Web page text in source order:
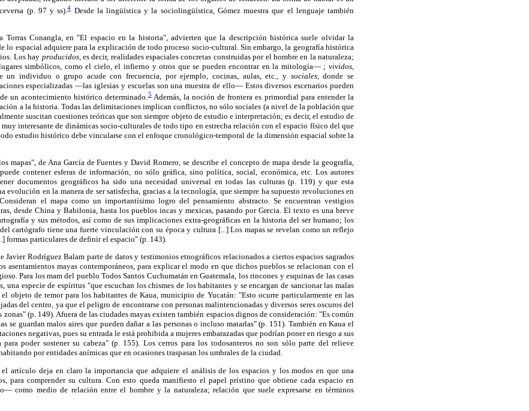
(p. 97 y ss).4Desde la lingüística y la sociolingüística, Gómez muestra que el lenguaje también
Torras Conangla, en "El espacio en la historia", advierten que la descripción histórica suele olvidar la
lo espacial adquiere para la explicación de todo proceso socio-cultural. Sin embargo, la geografía histórica
Los hay producidos, es decir, realidades espaciales concretas construidas por el hombre en la naturaleza;
simbólicos, como el cielo, el infierno y otros que se pueden encontrar en la mitología— ;vividos,
un individuo o grupo acude con frecuencia, por ejemplo, cocinas, aulas, etc., y sociales, donde se
especializadas —las iglesias y escuelas son una muestra de ello— Estos diversos escenarios pueden
un acontecimiento histórico determinado.5Además, la noción de frontera es primordial para entender la
a la historia. Todas las delimitaciones implican conflictos, no sólo sociales (a nivel de la población que
suscitan cuestiones teóricas que son siempre objeto de estudio e interpretación; es decir, el estudio de
interesante de dinámicas socio-culturales de todo tipo en estrecha relación con el espacio físico del que
estudio histórico debe vincularse con el enfoque cronológico-temporal de la dimensión espacial sobre la
mapas", de Ana García de Fuentes y David Romero, se describe el concepto de mapa desde la geografía,
contener esferas de información, no sólo gráfica, sino política, social, económica, etc. Los autores
documentos geográficos ha sido una necesidad universal en todas las culturas (p. 119) y que esta
evolución en la manera de ser satisfecha, gracias a la tecnología, que siempre ha supuesto revoluciones en
el mapa como un importantísimo logro del pensamiento abstracto. Se encuentran vestigios
desde China y Babilonia, hasta los pueblos incas y mexicas, pasando por Grecia. El texto es una breve
y sus métodos, así como de sus implicaciones extra-geográficas en la historia del ser humano; los
cartógrafo tiene una fuerte vinculación con su época y cultura [...] Los mapas se revelan como un reflejo
formas particulares de definir el espacio" (p. 143).
Javier Rodríguez Balam parte de datos y testimonios etnográficos relacionados a ciertos espacios sagrados
asentamientos mayas contemporáneos, para explicar el modo en que dichos pueblos se relacionan con el
Para los mam del pueblo Todos Santos Cuchumatán en Guatemala, los rincones y esquinas de las casas
una especie de espíritus "que escuchan los chismes de los habitantes y se encargan de sancionar las malas
objeto de temor para los habitantes de Kaua, municipio de Yucatán: "Esto ocurre particularmente en las
del centro, ya que el peligro de encontrarse con personas malintencionadas y diversos seres oscuros del
zonas" (p. 149). Afuera de las ciudades mayas existen también espacios dignos de consideración: "Es común
se guardan malos aires que pueden dañar a las personas o incluso matarlas" (p. 151). También en Kaua el
negativas, pues su entrada le está prohibida a mujeres embarazadas que podrían poner en riesgo a sus
para poder sostener su cabeza" (p. 155). Los cerros para los todosanteros no son sólo parte del relieve
por entidades anímicas que en ocasiones traspasan los umbrales de la ciudad.
artículo deja en claro la importancia que adquiere el análisis de los espacios y los modos en que una
para comprender su cultura. Con esto queda manifiesto el papel prístino que obtiene cada espacio en
como medio de relación entre el hombre y la naturaleza; relación que suele expresarse en términos